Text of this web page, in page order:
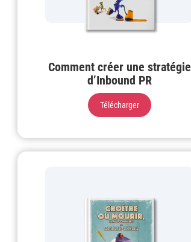
Comment créer une stratégie
d’Inbound PR
Télécharger